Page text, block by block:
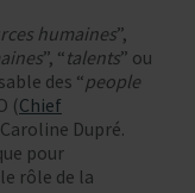
humaines”,
”, “talents” ou
des “people
(Chief
Dupré.
pour
rôle de la